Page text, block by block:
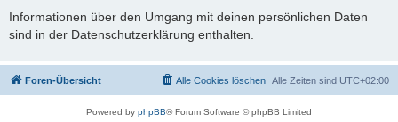
Informationen über den Umgang mit deinen persönlichen Daten
sind in der Datenschutzerklärung enthalten.
Foren-Übersicht Alle Zeiten sind UTC+02:00
Alle Cookies löschen
Powered by phpBB® Forum Software © phpBB Limited